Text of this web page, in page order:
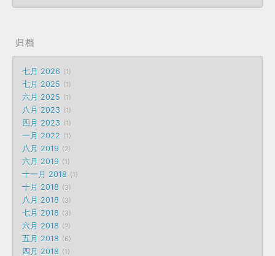
归档
七月 2026 1
七月 2025 1
六月 2025 1
八月 2023 1
四月 2023 1
一月 2022 1
八月 2019 2
六月 2019 1
十一月 2018 1
十月 2018 3
八月 2018 3
七月 2018 3
六月 2018 2
五月 2018 6
四月 2018 1